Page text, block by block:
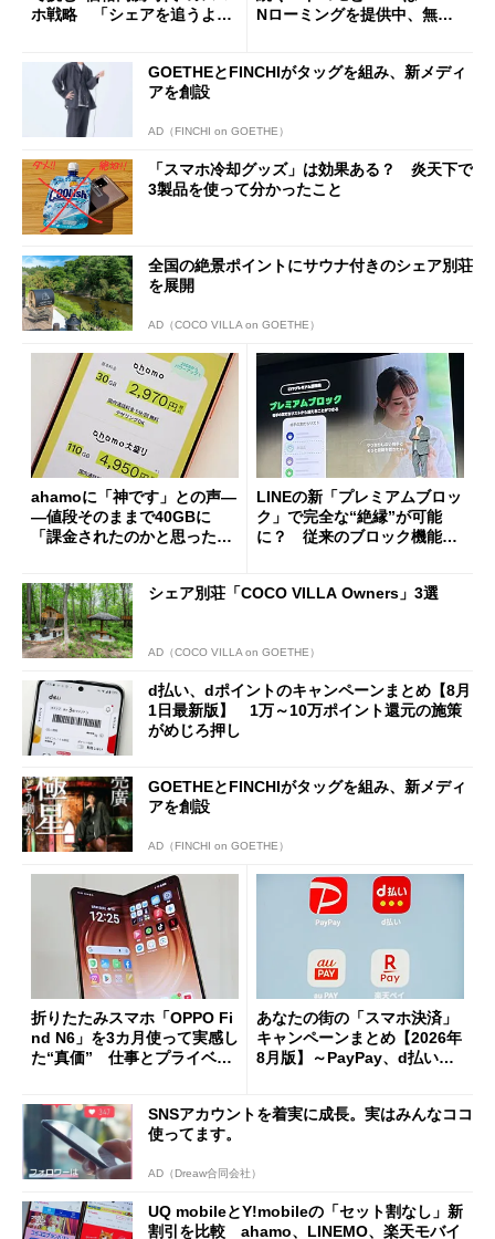
ホ戦略 「シェアを追うより
Nローミングを提供中、無料
GOETHEとFINCHIがタッグを組み、新メディ
アを創設
AD（FINCHI on GOETHE）
「スマホ冷却グッズ」は効果ある？ 炎天下で
3製品を使って分かったこと
全国の絶景ポイントにサウナ付きのシェア別荘
を展開
AD（COCO VILLA on GOETHE）
ahamoに「神です」との声―
―値段そのままで40GBに
「課金されたのかと思った」
LINEの新「プレミアムブロッ
ク」で完全な“絶縁”が可能
に？ 従来のブロック機能と
シェア別荘「COCO VILLA Owners」3選
AD（COCO VILLA on GOETHE）
d払い、dポイントのキャンペーンまとめ【8月
1日最新版】 1万～10万ポイント還元の施策
がめじろ押し
GOETHEとFINCHIがタッグを組み、新メディ
アを創設
AD（FINCHI on GOETHE）
折りたたみスマホ「OPPO Fi
nd N6」を3カ月使って実感し
た“真価” 仕事とプライベー
あなたの街の「スマホ決済」
キャンペーンまとめ【2026年
8月版】～PayPay、d払い、a
SNSアカウントを着実に成長。実はみんなココ
使ってます。
AD（Dreaw合同会社）
UQ mobileとY!mobileの「セット割なし」新
割引を比較 ahamo、LINEMO、楽天モバイ